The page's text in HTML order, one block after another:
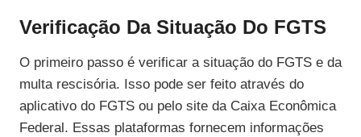
Verificação Da Situação Do FGTS
O primeiro passo é verificar a situação do FGTS e da
multa rescisória. Isso pode ser feito através do
aplicativo do FGTS ou pelo site da Caixa Econômica
Federal. Essas plataformas fornecem informações